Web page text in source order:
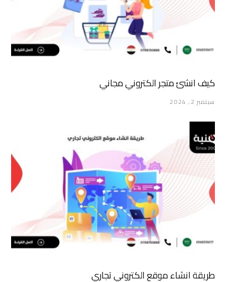
كيف انشئ متجر الكتروني مجاني
سبتمبر 2, 2024
طريقة انشاء موقع الكتروني تجاري